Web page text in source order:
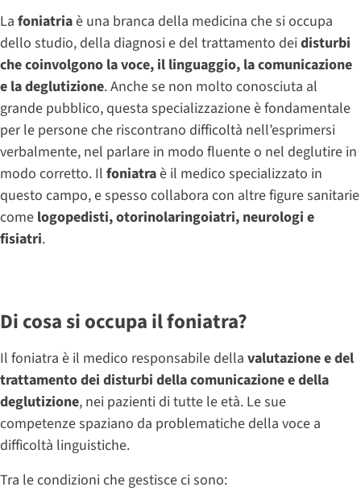
La foniatriaè una branca della medicina che si occupa
dello studio, della diagnosi e del trattamento deidisturbi
che coinvolgono la voce, il linguaggio, la comunicazione
e la deglutizione. Anche se non molto conosciuta al
grande pubblico, questa specializzazione è fondamentale
per le persone che riscontrano difficoltà nell’esprimersi
verbalmente, nel parlare in modo fluente o nel deglutire in
modo corretto. Il foniatraè il medico specializzato in
questo campo, e spesso collabora con altre figure sanitarie
come logopedisti, otorinolaringoiatri, neurologi e
fisiatri.
Di cosa si occupa il foniatra?
Il foniatra è il medico responsabile della valutazione e del
trattamento dei disturbi della comunicazione e della
deglutizione, nei pazienti di tutte le età. Le sue
competenze spaziano da problematiche della voce a
difficoltà linguistiche.
Tra le condizioni che gestisce ci sono: